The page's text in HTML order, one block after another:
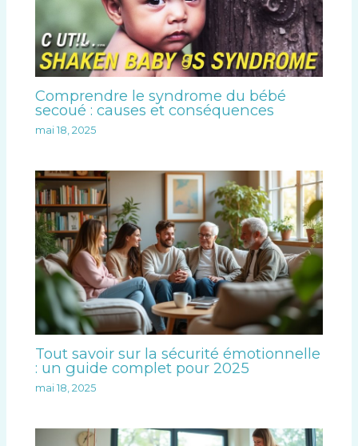
Comprendre le syndrome du bébé
secoué : causes et conséquences
mai 18, 2025
Tout savoir sur la sécurité émotionnelle
: un guide complet pour 2025
mai 18, 2025